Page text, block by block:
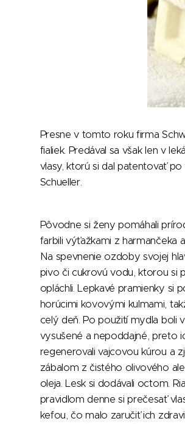
Presne v tomto roku firma
fialiek. Predával sa však len v
vlasy, ktorú si dal patentovať po
Schueller.
Pôvodne si ženy pomáhali
farbili výťažkami z harmančeka
Na spevnenie ozdoby svojej
pivo či cukrovú vodu, ktorou si
opláchli. Lepkavé pramienky si
horúcimi kovovými kulmami,
celý deň. Po použití mydla boli
vysušené a nepoddajné, preto
regenerovali vajcovou kúrou a
zábalom z čistého olivového
oleja. Lesk si dodávali octom.
pravidlom denne si prečesať
kefou, čo malo zaručiť ich